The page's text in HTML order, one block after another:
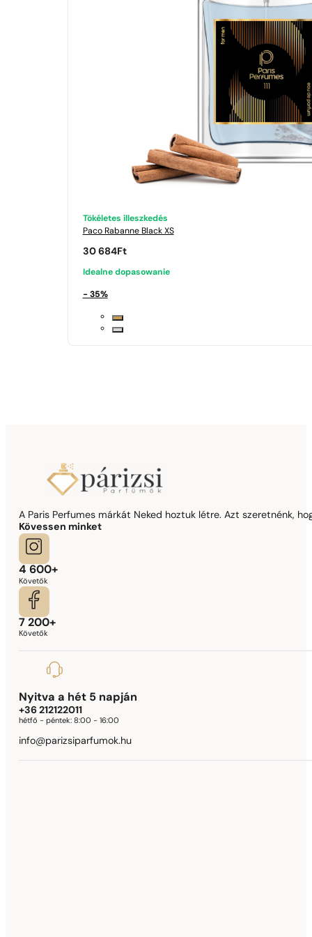
Tökéletes illeszkedés
Paco Rabanne Black XS
30 684Ft
Idealne dopasowanie
- 35%
A Paris Perfumes márkát Neked hoztuk létre. Azt szeretnénk,
Kövessen minket
4 600+
Követők
7 200+
Követők
Nyitva a hét 5 napján
+36 212122011
hétfő - péntek:8:00 - 16:00
info@parizsiparfumok.hu